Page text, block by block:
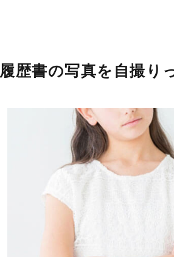
履歴書の写真を自撮り